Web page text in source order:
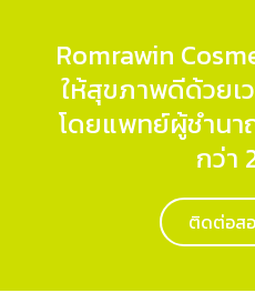
Romrawin
ให้สุขภาพดีด้วยเ
โดยแพทย์ผู้ชำน
กว่า
ติดต่อส